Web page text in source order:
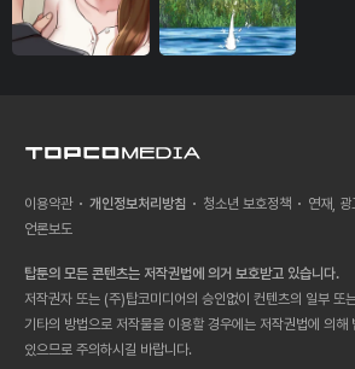
이용약관 개인정보처리방침 청소년 보호정책 연재,
언론보도
탑툰의 모든 콘텐츠는 저작권법에 의거 보호받고 있습니다.
저작권자 또는 (주)탑코미디어의 승인없이 컨텐츠의 일부 또
기타의 방법으로 저작물을 이용할 경우에는 저작권법에 의해
있으므로 주의하시길 바랍니다.